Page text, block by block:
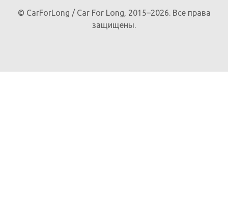
© CarForLong / Car For Long, 2015–2026. Все права
защищены.